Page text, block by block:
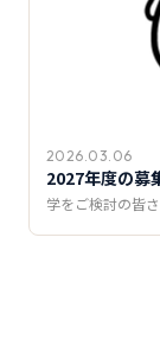
2026.03.06
2027年度の募
学をご検討の皆